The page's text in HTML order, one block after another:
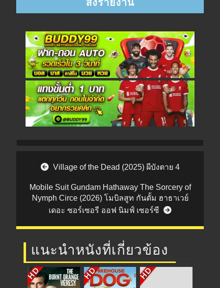
Post navigation
Village of the Dead (2025) ผีบังตาย 4
Mobile Suit Gundam Hathaway The Sorcery of
Nymph Circe (2026) โมบิลสูท กันดั้ม ฮาธาเวย์
เดอะ ซอร์เซอรี ออฟ นิมฟ์ เซอร์ซี
แนะนำหนังที่เกี่ยวข้อง
HD HD HD